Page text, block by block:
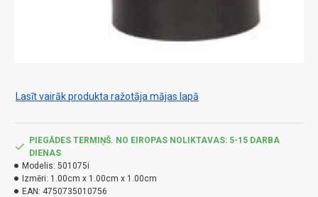
Lasīt vairāk produkta ražotāja mājas lapā
PIEGĀDES TERMIŅŠ. NO EIROPAS NOLIKTAVAS: 5-15 DARBA
DIENAS
Modelis: 501075i
Izmēri: 1.00cm x 1.00cm x 1.00cm
EAN: 4750735010756